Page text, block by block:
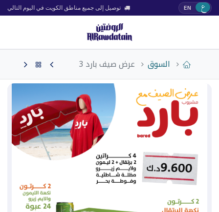
توصيل إلى جميع مناطق الكويت في اليوم التالي ع EN
السوق عرض صيف بارد 3